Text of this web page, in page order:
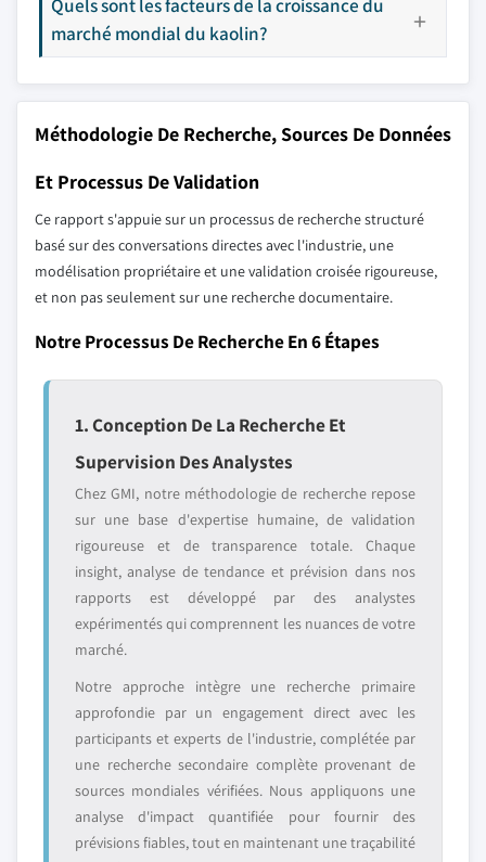
Quels sont les facteurs de la croissance du
marché mondial du kaolin?
Méthodologie De Recherche, Sources De Données
Et Processus De Validation
Ce rapport s'appuie sur un processus de recherche structuré
basé sur des conversations directes avec l'industrie, une
modélisation propriétaire et une validation croisée rigoureuse,
et non pas seulement sur une recherche documentaire.
Notre Processus De Recherche En 6 Étapes
1. Conception De La Recherche Et
Supervision Des Analystes
Chez GMI, notre méthodologie de recherche repose
sur une base d'expertise humaine, de validation
rigoureuse et de transparence totale. Chaque
insight, analyse de tendance et prévision dans nos
rapports est développé par des analystes
expérimentés qui comprennent les nuances de votre
marché.
Notre approche intègre une recherche primaire
approfondie par un engagement direct avec les
participants et experts de l'industrie, complétée par
une recherche secondaire complète provenant de
sources mondiales vérifiées. Nous appliquons une
analyse d'impact quantifiée pour fournir des
prévisions fiables, tout en maintenant une traçabilité